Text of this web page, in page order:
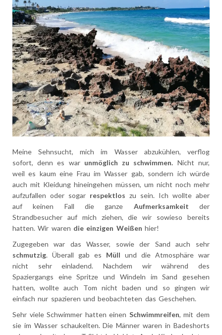
Meine Sehnsucht, mich im Wasser abzukühlen, verflog
sofort, denn es war unmöglich zu schwimmen. Nicht nur,
weil es kaum eine Frau im Wasser gab, sondern ich würde
auch mit Kleidung hineingehen müssen, um nicht noch mehr
aufzufallen oder sogar respektlos zu sein. Ich wollte aber
auf keinen Fall die ganze Aufmerksamkeit der
Strandbesucher auf mich ziehen, die wir sowieso bereits
hatten. Wir waren die einzigen Weißen hier!
Zugegeben war das Wasser, sowie der Sand auch sehr
schmutzig. Überall gab es Müll und die Atmosphäre war
nicht sehr einladend. Nachdem wir während des
Spaziergangs eine Spritze und Windeln im Sand gesehen
hatten, wollte auch Tom nicht baden und so gingen wir
einfach nur spazieren und beobachteten das Geschehen.
Sehr viele Schwimmer hatten einen Schwimmreifen, mit dem
sie im Wasser schaukelten. Die Männer waren in Badeshorts